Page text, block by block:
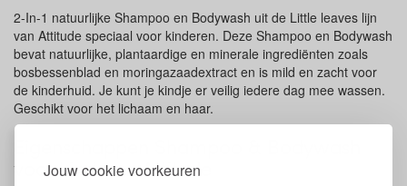
Jouw cookie voorkeuren
2-In-1 natuurlijke Shampoo en Bodywash uit de Little leaves lijn
van Attitude speciaal voor kinderen. Deze Shampoo en Bodywash
bevat natuurlijke, plantaardige en minerale ingrediënten zoals
bosbessenblad en moringazaadextract en is mild en zacht voor
de kinderhuid. Je kunt je kindje er veilig iedere dag mee wassen.
Geschikt voor het lichaam en haar.
voor kinderen Attitude